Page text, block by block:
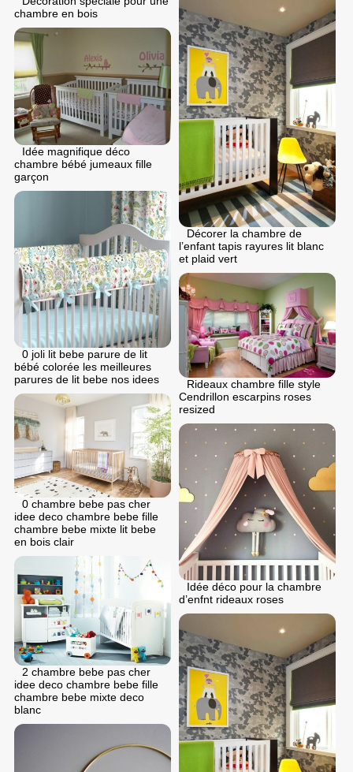
chambre en bois
Décorer la chambre de
l’enfant tapis rayures lit blanc
et plaid vert
Idée magnifique déco
chambre bébé jumeaux fille
garçon
0 joli lit bebe parure de lit
bébé colorée les meilleures
parures de lit bebe nos idees
Rideaux chambre fille style
Cendrillon escarpins roses
resized
0 chambre bebe pas cher
idee deco chambre bebe fille
chambre bebe mixte lit bebe
en bois clair
Idée déco pour la chambre
d’enfnt rideaux roses
2 chambre bebe pas cher
idee deco chambre bebe fille
chambre bebe mixte deco
blanc